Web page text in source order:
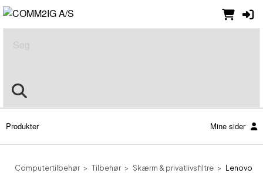
Produkter Mine sider
Computertilbehør Tilbehør Skærm & privatlivsfiltre Lenovo